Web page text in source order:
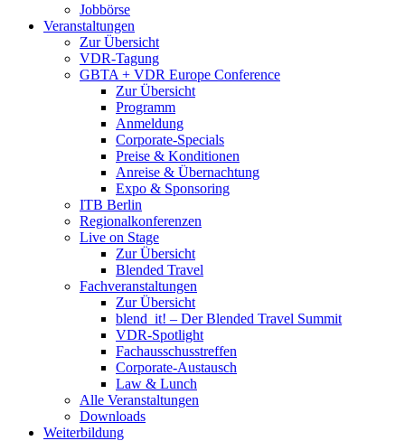
Jobbörse
Veranstaltungen
Zur Übersicht
VDR-Tagung
GBTA + VDR Europe Conference
Zur Übersicht
Programm
Anmeldung
Corporate-Specials
Preise & Konditionen
Anreise & Übernachtung
Expo & Sponsoring
ITB Berlin
Regionalkonferenzen
Live on Stage
Zur Übersicht
Blended Travel
Fachveranstaltungen
Zur Übersicht
blend_it! – Der Blended Travel Summit
VDR-Spotlight
Fachausschusstreffen
Corporate-Austausch
Law & Lunch
Alle Veranstaltungen
Downloads
Weiterbildung